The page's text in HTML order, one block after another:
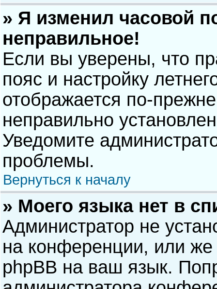
» Я изменил часовой
неправильное!
Если вы уверены, что
пояс и настройку
отображается по-
неправильно
Уведомите
проблемы.
Вернуться к началу
» Моего языка нет в
Администратор не
на конференции, или же
phpBB на ваш язык.